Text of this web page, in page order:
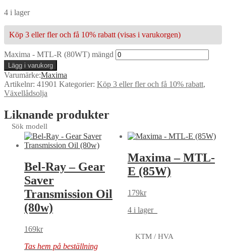
4 i lager
Köp 3 eller fler och få 10% rabatt (visas i varukorgen)
Maxima - MTL-R (80WT) mängd
Lägg i varukorg
Varumärke:Maxima
Artikelnr: 41901 Kategorier: Köp 3 eller fler och få 10% rabatt,
Växellådsolja
Liknande produkter
Bel-Ray – Gear
Saver
Transmission Oil
(80w)
169kr
Tas hem på beställning
Maxima – MTL-
E (85W)
179kr
4 i lager
Sök modell
KTM / HVA